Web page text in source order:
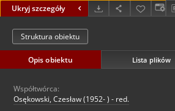
Ukryj szczegóły
Struktura obiektu
Opis obiektu Lista plików
Współtwórca:
Osękowski, Czesław (1952- ) - red.